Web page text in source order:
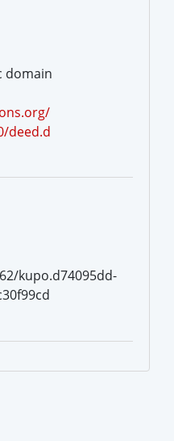
domain
deed.d
kupo.d74095dd-